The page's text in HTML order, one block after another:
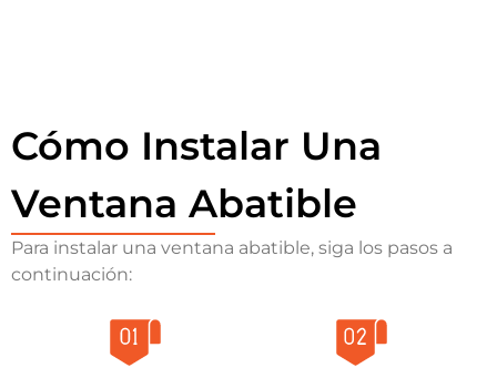
Cómo Instalar Una
Ventana Abatible
Para instalar una ventana abatible, siga los pasos a
continuación: